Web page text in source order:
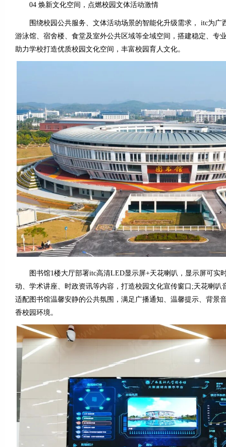
04 焕新文化空间，点燃校园文体活动激情
围绕校园公共服务、文体活动场景的智能化升级需求， itc为广
游泳馆、宿舍楼、食堂及室外公共区域等全域空间，搭建稳定、专
助力学校打造优质校园文化空间，丰富校园育人文化。
图书馆1楼大厅部署itc高清LED显示屏+天花喇叭，显示屏可实
动、学术讲座、时政资讯等内容，打造校园文化宣传窗口;天花喇叭
适配图书馆温馨安静的公共氛围，满足广播通知、温馨提示、背景
香校园环境。